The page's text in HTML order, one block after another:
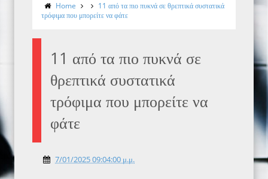
Home
11 από τα πιο πυκνά σε θρεπτικά συστατικά
τρόφιμα που μπορείτε να φάτε
11 από τα πιο πυκνά σε
θρεπτικά συστατικά
τρόφιμα που μπορείτε να
φάτε
7/01/2025 09:04:00 μ.μ.